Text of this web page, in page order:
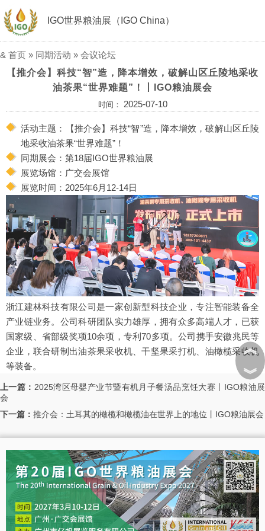
IGO世界粮油展（IGO China）
& 首页 » 同期活动 » 会议论坛
【推介会】科技“智”造，降本增效，破解山区丘陵地采收
油茶果“世界难题”！丨IGO粮油展会
时间： 2025-07-10
活动主题：【推介会】科技“智”造，降本增效，破解山区丘陵
地采收油茶果“世界难题”！
同期展会：第18届IGO世界粮油展
展览场馆：广交会展馆
展览时间：2025年6月12-14日
浙江建林科技有限公司是一家创新型科技企业，专注智能装备全
产业链业务。公司科研团队实力雄厚，拥有众多高端人才，已获
国家级、省部级奖项10余项，专利70多项。公司携手安徽兆民等
企业，联合研制出油茶果采收机、干坚果采打机、油橄榄采收机
等装备。
上一篇： 2025湾区母婴产业节暨有机月子餐汤品烹饪大赛丨IGO粮油展
会
下一篇： 推介会：土耳其的橄榄和橄榄油在世界上的地位丨IGO粮油展会
︽
︾